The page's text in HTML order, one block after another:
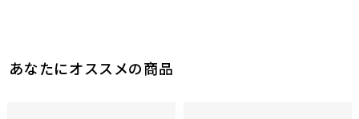
あなたにオススメの商品